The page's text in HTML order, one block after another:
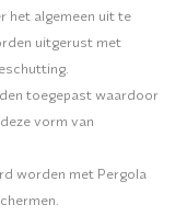
het algemeen uit te
uitgerust met
toegepast waardoor
vorm van
worden met Pergola